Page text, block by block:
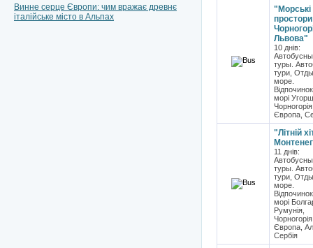
"Морські
простори
Львова"
10 днів:
туры.
тури,
море.
морі
Європа,
"Літній
11 днів:
туры.
тури,
море.
морі
Румунія,
Європа,
Сербія
Винне серце Європи: чим вражає древнє
італійське місто в Альпах